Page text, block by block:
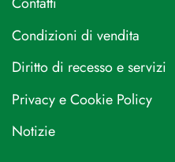
Condizioni di vendita
Diritto di recesso e servizi
Privacy e Cookie Policy
Notizie